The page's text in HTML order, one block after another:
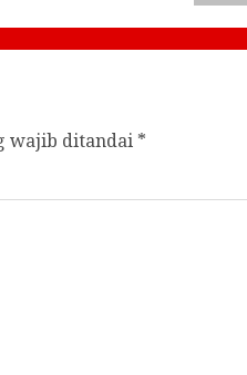
wajib ditandai *